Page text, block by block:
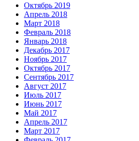
Октябрь 2019
Апрель 2018
Март 2018
Февраль 2018
Январь 2018
Декабрь 2017
Ноябрь 2017
Октябрь 2017
Сентябрь 2017
Август 2017
Июль 2017
Июнь 2017
Май 2017
Апрель 2017
Март 2017